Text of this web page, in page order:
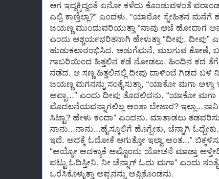
ಆಗ ಇದ್ದಕ್ಕಿದ್ದಂತೆ ಏನೋ ಕಳೆದು ಕೊಂಡುವಳಂತೆ
ಎಲ್ರಿ ಕಾಣ್ತಿಲ್ಲಾ?” ಎಂದಳು. “ಯಾರೋ ಸ್ನೇಹಿತನ
ಜಯಣ್ಣ ಮುಂದುವರಿಯುತ್ತಾ “ನಾವು ಆಚೆ ಹೋದಾಗ
ಎಂದು ಆಶ್ಚರ್ಯಭರಿತನಾಗಿ ಹೇಳುತ್ತಾ “ದೀಪು, ದೀಪು”
ಹುಡುಕಲಾರಂಭಿಸಿದ. ಅಡುಗೆಮನೆ, ಮಲಗುವ ಕೋಣೆ,
ಗಾಬರಿಯಿಂದ ಹಿತ್ತಲಿನ ಕಡೆ ನೋಡಲು, ಹಿಂದಿನ ಕದ
ನಡೆದ. ಆ ಸಣ್ಣ ಹಿತ್ತಲಿನಲ್ಲಿ ದೀಪು ದಾಳಿಂಬೆ ಗಿಡದ ಬಳಿ
ಜಯಣ್ಣ ಮಗನನ್ನು ಸಂತೈಸುತ್ತಾ, “ಯಾಕೋ ಮಗಾ ಅಳ್ತಾ
ಅಪ್ಪಾ...” ಎಂದು ದೀಪು ತೊದಲಿದನು. “ಯಾಕೋ ಮಗಾ
ಮೊದಲನೆಯವನ್ನಾಗಲಿಲ್ಲ ಅಂತಾ ಬೇಜಾರ?
ಸಿಟ್ಟಾ? ಹೇಳು ಕಂದಾ” ಎಂದನು. ಮಾತಾಡಲು
ನಾನು...ನಾನು...ಹೈಸ್ಕೂಲಿಗೆ ಹೊಗ್ಬೇಕು, ಚೆನ್ನಾಗಿ
ಇದೆ. ಅದಕ್ಕೆ ಓದೋಕೆ ಆಗುತ್ತೋ ಇಲ್ವಾ ಅಂತ...”
“ಅಯ್ಯೋ ಅದಕ್ಯಾಕೆ ಅಷ್ಟೊಂದು ಯೋಚನೆ ಮಾಡ್ತಾ
ಪಟ್ಟು ಓದಿಸ್ತೀನಿ. ನೀ ಚೆನ್ನಾಗ್ ಓದು ಮಗಾ” ಎಂದು
ಒರೆಸಿಕೊಳ್ಳುತ್ತಾ ಅಪ್ಪನನ್ನು ಅಪ್ಪಿಕೊಂಡನು.